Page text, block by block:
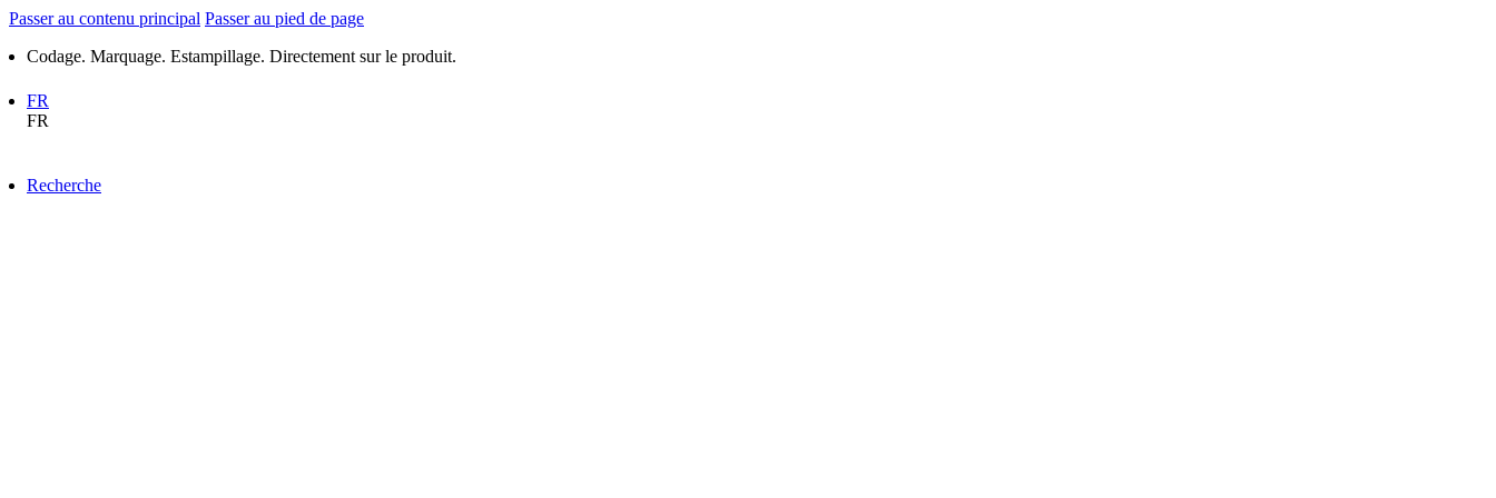
Passer au contenu principal Passer au pied de page
Codage. Marquage. Estampillage. Directement sur le produit.
FR
FR
Recherche